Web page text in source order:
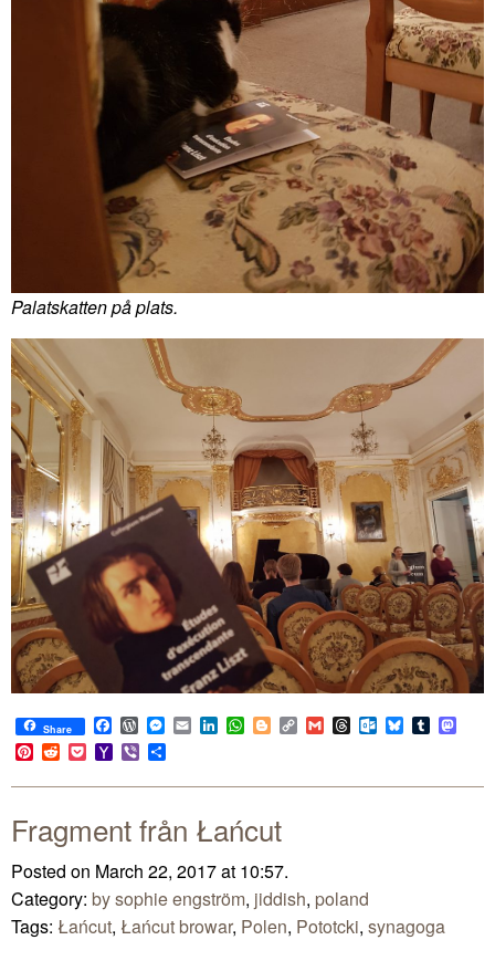
Palatskatten på plats.
Share Facebook
WordPress
Messenger
EmailLinkedIn
WhatsApp
BloggerCopy
Link
GmailThreadsOutlook.com
BlueskyTumblr
Pinterest
RedditPocketYahoo
Mail
Viber
Fragment från Łańcut
Posted on March 22, 2017 at 10:57.
Category: by sophie engström, jiddish, poland
Tags: Łańcut, Łańcut browar, Polen, Pototcki, synagoga